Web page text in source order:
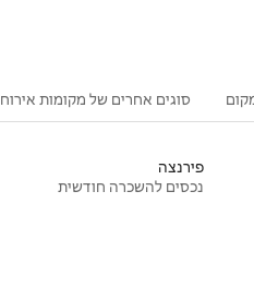
סוגים אחרים של מקומות אירוח
פירנצה
נכסים להשכרה חודשית